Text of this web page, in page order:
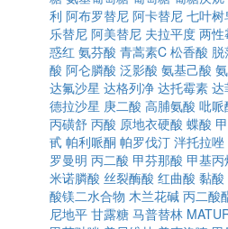
利 阿布罗替尼 阿卡替尼 七叶树
乐替尼 阿美替尼 夫拉平度 两性
惑红 氨芬酸 青蒿素C 松香酸 脱
酸 阿仑膦酸 泛影酸 氨基己酸
达氟沙星 达格列净 达托霉素 达
德拉沙星 庚二酸 高脯氨酸 吡哌
丙磺舒 丙酸 原地衣硬酸 蝶酸
甙 帕利哌酮 帕罗伐汀 泮托拉唑
罗曼明 丙二酸 甲芬那酸 甲基丙
米诺膦酸 丝裂酶酸 红曲酸 黏酸
酸镁二水合物 木兰花碱 丙二酸
尼地平 甘露糖 马普替林